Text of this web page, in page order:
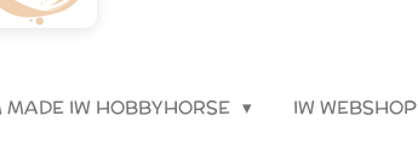
MADE IW HOBBYHORSE IW WEBSHOP